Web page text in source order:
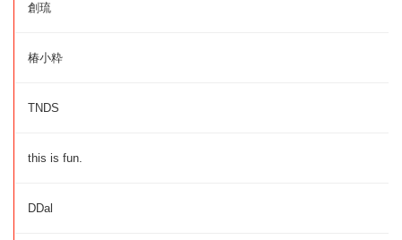
創琉
椿小粋
TNDS
this is fun.
DDal